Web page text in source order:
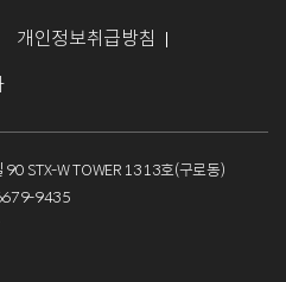
개인정보취급방침
STX-W TOWER 1313호(구로동)
9435